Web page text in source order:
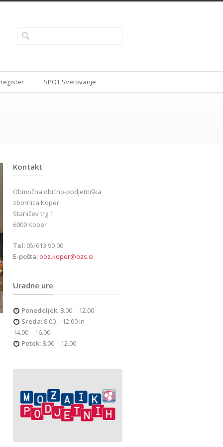
SPOT Svetovanje
Kontakt
Območna obrtno-podjetniška
zbornica Koper
Staničev trg 1
6000 Koper
Tel: 05/613 90 00
E-pošta: ooz.koper@ozs.si
Uradne ure
Ponedeljek: 8.00 – 12.00
Sreda: 8.00 – 12.00 in
14.00 – 16.00
Petek: 8.00 – 12.00